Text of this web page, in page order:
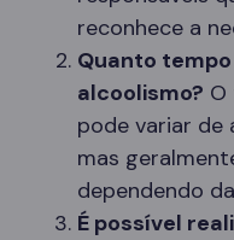
reconhece a
Quanto
alcoolismo?
pode variar de
mas
dependendo
É possível